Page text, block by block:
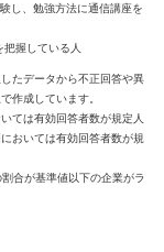
し、勉強方法に通信講座を
握している人
たデータから不正回答や異
作成しています。
ては有効回答者数が規定人
おいては有効回答者数が規
合が基準値以下の企業がラ